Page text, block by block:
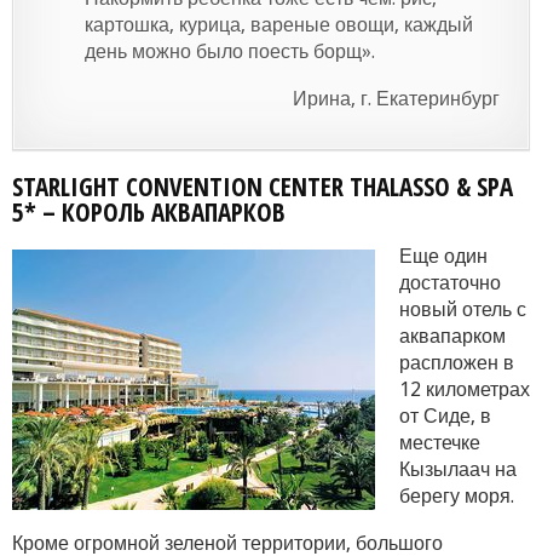
картошка, курица, вареные овощи, каждый
день можно было поесть борщ».
Ирина, г. Екатеринбург
STARLIGHT CONVENTION CENTER THALASSO & SPA
5* – КОРОЛЬ АКВАПАРКОВ
Еще один
достаточно
новый отель с
аквапарком
распложен в
12 километрах
от Сиде, в
местечке
Кызылаач на
берегу моря.
Кроме огромной зеленой территории, большого